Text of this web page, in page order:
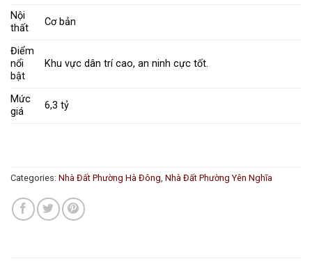
Nội
thất
Cơ bản
Điểm
nổi
bật
Khu vực dân trí cao, an ninh cực tốt.
Mức
giá
6,3 tỷ
Categories: Nhà Đất Phường Hà Đông, Nhà Đất Phường Yên Nghĩa